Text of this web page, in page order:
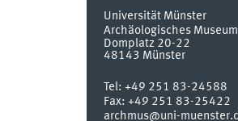
Universität Münster
Archäologisches
Domplatz 20-22
48143 Münster
Tel: +49 251 83-24588
Fax: +49 251 83-25422
archmus@uni-